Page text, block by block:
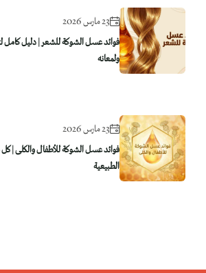
23 مارس 2026
فوائد عسل الشوكة للشعر | دليل
ولمعانه
23 مارس 2026
فوائد عسل الشوكة للأطفال والكلى |
الطبيعية